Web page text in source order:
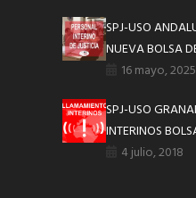
SPJ-USO
NUEVA BOLSA
16 mayo, 2025
SPJ-USO
INTERINOS
4 julio, 2018